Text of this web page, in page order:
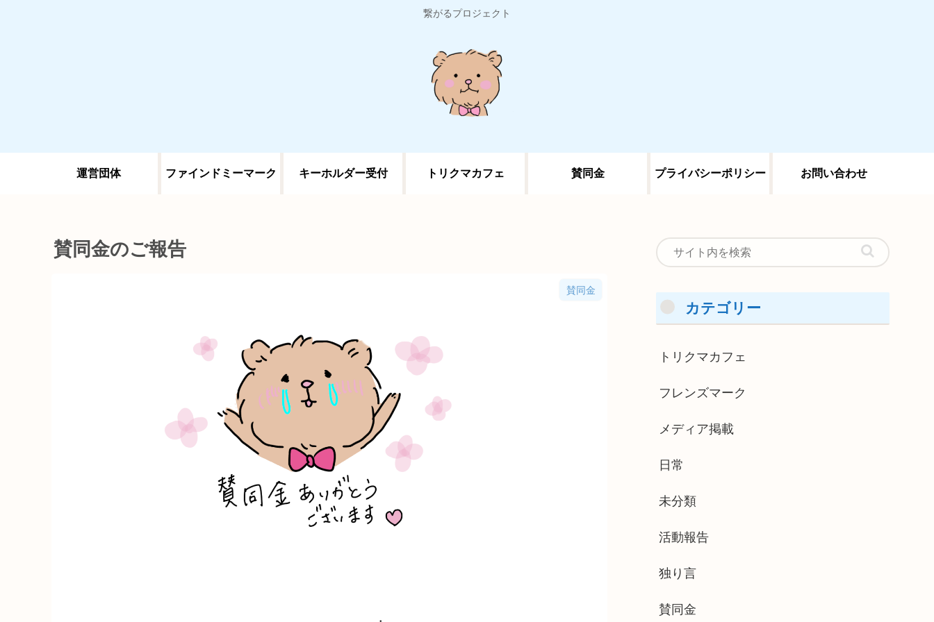
繋がるプロジェクト
運営団体 ファインドミーマーク キーホルダー受付 トリクマカフェ 賛同金 プライバシーポリシー お問い合わせ
賛同金のご報告
賛同金
カテゴリー
トリクマカフェ
フレンズマーク
メディア掲載
日常
未分類
活動報告
独り言
賛同金